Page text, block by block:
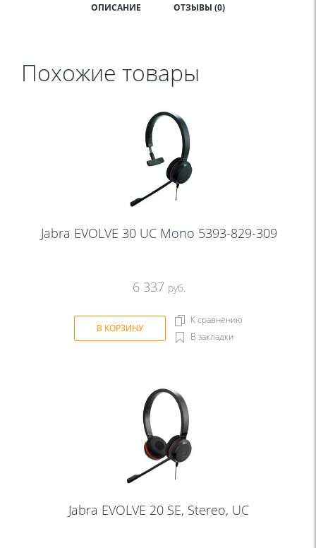
ОПИСАНИЕ ОТЗЫВЫ (0)
Похожие товары
Jabra EVOLVE 30 UC Mono 5393-829-309
6 337 руб.
В КОРЗИНУ
К сравнению
В закладки
Jabra EVOLVE 20 SE, Stereo, UC